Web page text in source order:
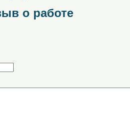
о работе